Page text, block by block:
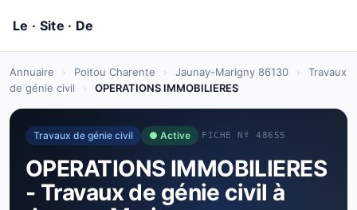
Annuaire › Poitou Charente › Jaunay-Marigny 86130 ›
Travaux
de génie civil
› OPERATIONS IMMOBILIERES
Travaux de génie civil ● Active FICHE Nº 48655
OPERATIONS IMMOBILIERES
- Travaux de génie civil à